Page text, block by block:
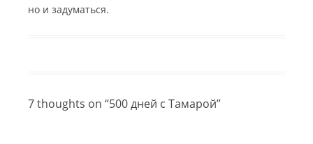
но и задуматься.
7 thoughts on “500 дней с Тамарой”